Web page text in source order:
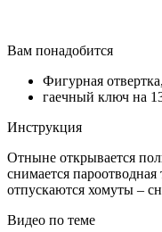
Вам понадобится
Фигурная отвертка,
гаечный ключ на
Инструкция
Отныне открывается
снимается пароотводная
отпускаются хомуты –
Видео по теме